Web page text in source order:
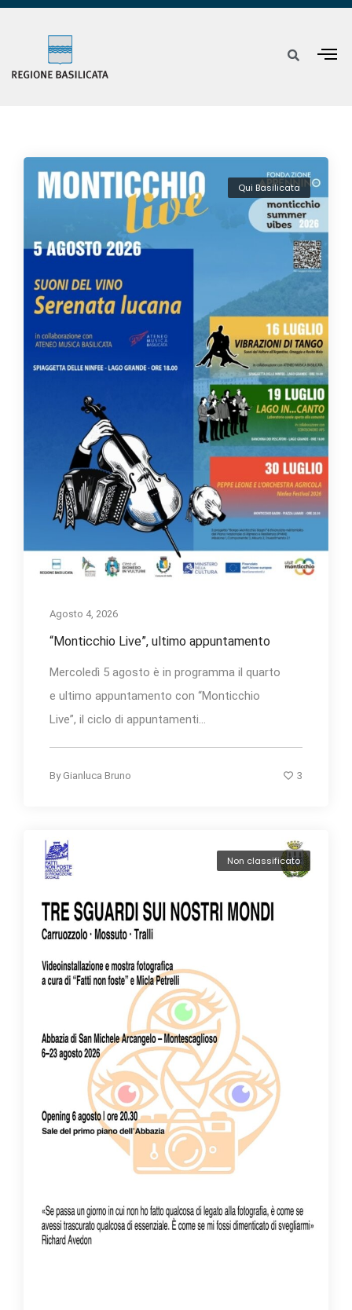
Qui Basilicata
Agosto 4, 2026
“Monticchio Live”, ultimo appuntamento
Mercoledì 5 agosto è in programma il quarto
e ultimo appuntamento con “Monticchio
Live”, il ciclo di appuntamenti...
By Gianluca Bruno 3
Non classificato